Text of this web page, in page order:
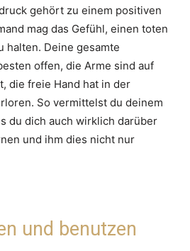
gehört zu einem positiven
mag das Gefühl, einen toten
halten. Deine gesamte
offen, die Arme sind auf
die freie Hand hat in der
So vermittelst du deinem
du dich auch wirklich darüber
und ihm dies nicht nur
und benutzen